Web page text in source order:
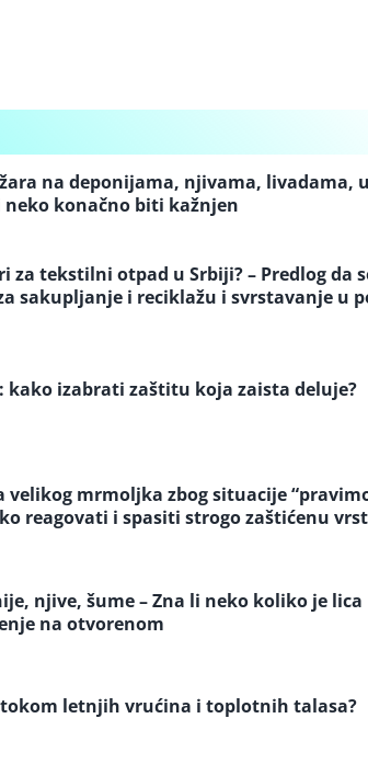
na deponijama, njivama, livadama,
neko konačno biti kažnjen
za tekstilni otpad u Srbiji? – Predlog da
sakupljanje i reciklažu i svrstavanje u
kako izabrati zaštitu koja zaista deluje?
velikog mrmoljka zbog situacije
reagovati i spasiti strogo zaštićenu
njive, šume – Zna li neko koliko je lica
na otvorenom
letnjih vrućina i toplotnih talasa?